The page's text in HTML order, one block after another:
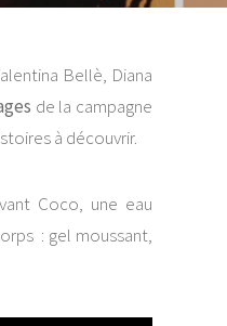
Bellè, Diana
de la campagne
à découvrir.
Coco, une eau
: gel moussant,